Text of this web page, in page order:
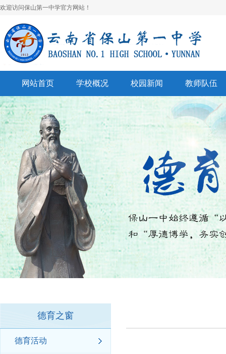
欢迎访问保山第一中学官方网站！
网站首页 学校概况
学校简介
领导班子
学校荣誉
美丽校园
联系我们
校园新闻
校园快讯
一中视听
教师队伍
学科建设
名师风采
表彰奖励
德育之窗
德育活动